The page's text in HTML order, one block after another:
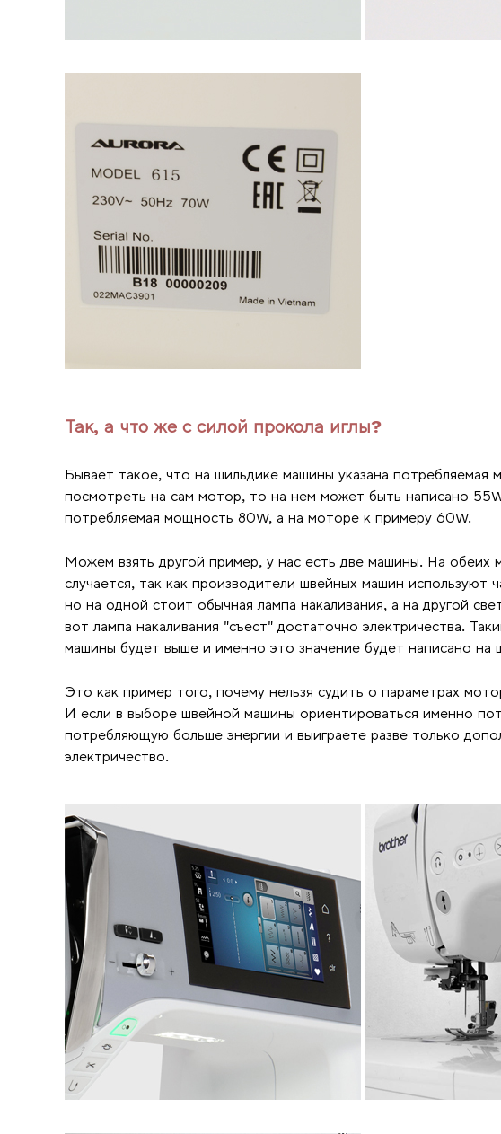
Так, а что же с силой прокола иглы?
Бывает такое, что на шильдике машины указана
посмотреть на сам мотор, то на нем может быть написано
потребляемая мощность 80W, а на моторе к примеру 60W.
Можем взять другой пример, у нас есть две машины. На обеих
случается, так как производители швейных машин
но на одной стоит обычная лампа накаливания, а на другой
вот лампа накаливания "съест" достаточно электричества.
машины будет выше и именно это значение будет написано на
Это как пример того, почему нельзя судить о параметрах
И если в выборе швейной машины ориентироваться именно
потребляющую больше энергии и выиграете разве только
электричество.